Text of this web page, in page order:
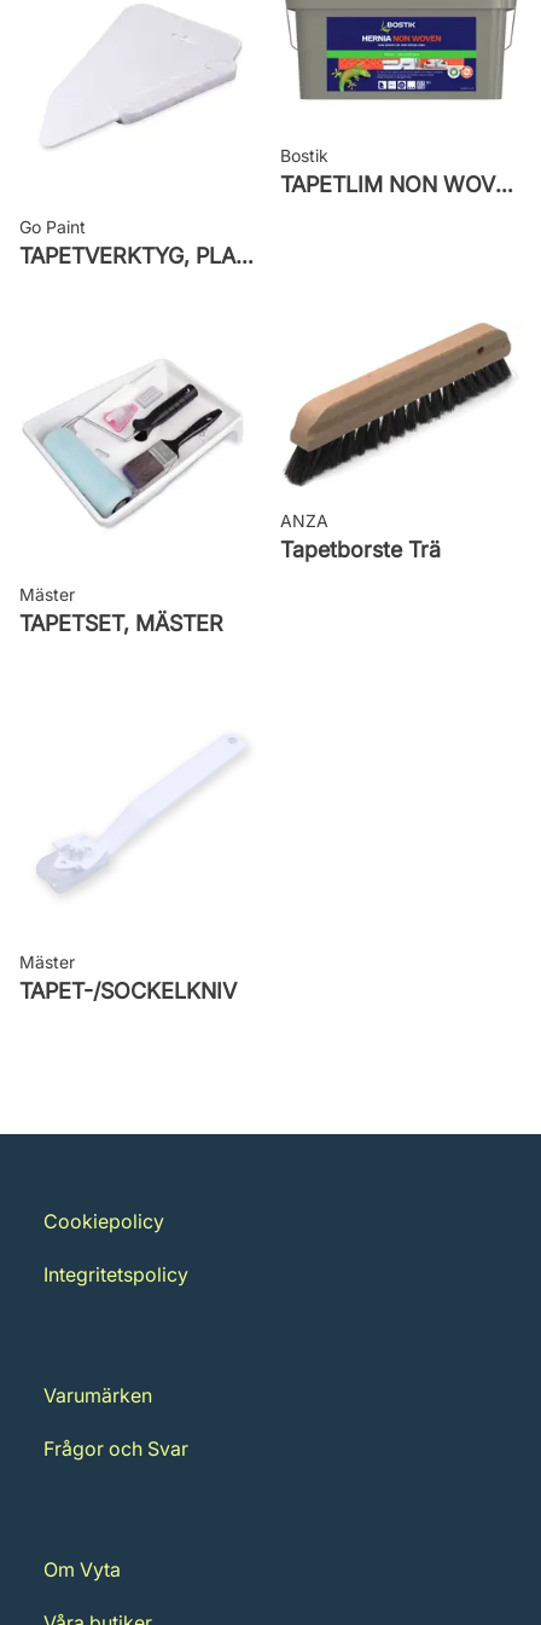
Leverantörens artikelnummer: 5508
Go Paint
TAPETVERKTYG, PLAST GO PAINT
Bostik
TAPETLIM NON WOVEN
Mäster
TAPETSET, MÄSTER
ANZA
Tapetborste Trä
Mäster
TAPET-/SOCKELKNIV
Cookiepolicy
Integritetspolicy
Varumärken
Frågor och Svar
Om Vyta